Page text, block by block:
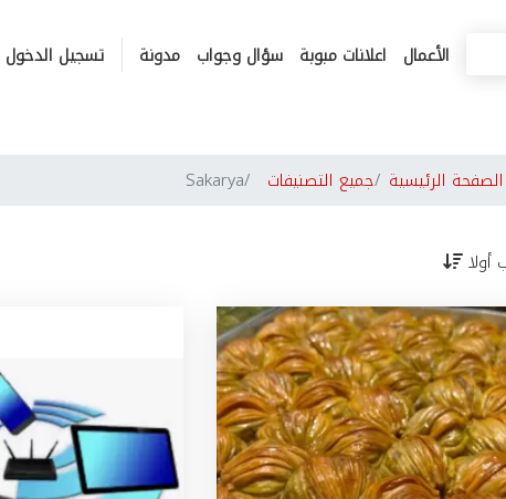
الأعمال اعلانات مبوبة سؤال وجواب مدونة تسجيل الدخول
الرئيسية جميع التصنيفات Sakarya
أولا